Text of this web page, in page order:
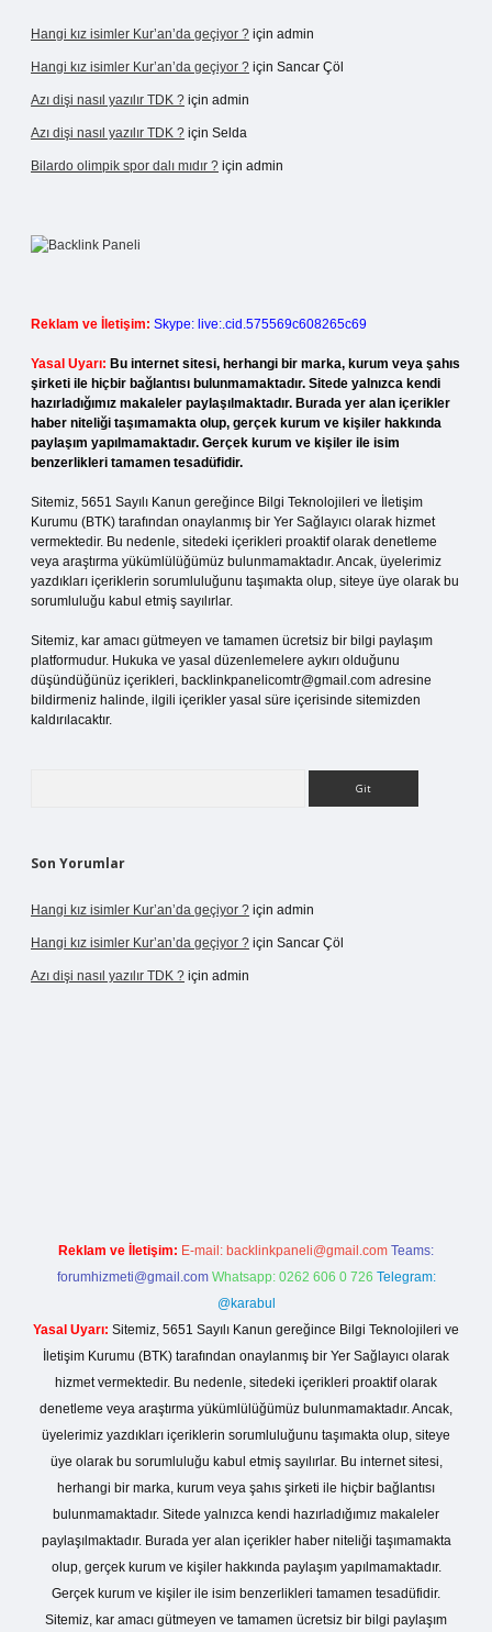
Hangi kız isimler Kur’an’da geçiyor ? için admin
Hangi kız isimler Kur’an’da geçiyor ? için Sancar Çöl
Azı dişi nasıl yazılır TDK ? için admin
Azı dişi nasıl yazılır TDK ? için Selda
Bilardo olimpik spor dalı mıdır ? için admin
Reklam ve İletişim: Skype: live:.cid.575569c608265c69
Yasal Uyarı: Bu internet sitesi, herhangi bir marka, kurum veya şahıs
şirketi ile hiçbir bağlantısı bulunmamaktadır. Sitede yalnızca kendi
hazırladığımız makaleler paylaşılmaktadır. Burada yer alan içerikler
haber niteliği taşımamakta olup, gerçek kurum ve kişiler hakkında
paylaşım yapılmamaktadır. Gerçek kurum ve kişiler ile isim
benzerlikleri tamamen tesadüfidir.
Sitemiz, 5651 Sayılı Kanun gereğince Bilgi Teknolojileri ve İletişim
Kurumu (BTK) tarafından onaylanmış bir Yer Sağlayıcı olarak hizmet
vermektedir. Bu nedenle, sitedeki içerikleri proaktif olarak denetleme
veya araştırma yükümlülüğümüz bulunmamaktadır. Ancak, üyelerimiz
yazdıkları içeriklerin sorumluluğunu taşımakta olup, siteye üye olarak bu
sorumluluğu kabul etmiş sayılırlar.
Sitemiz, kar amacı gütmeyen ve tamamen ücretsiz bir bilgi paylaşım
platformudur. Hukuka ve yasal düzenlemelere aykırı olduğunu
düşündüğünüz içerikleri, backlinkpanelicomtr@gmail.com adresine
bildirmeniz halinde, ilgili içerikler yasal süre içerisinde sitemizden
kaldırılacaktır.
Son Yorumlar
Hangi kız isimler Kur’an’da geçiyor ? için admin
Hangi kız isimler Kur’an’da geçiyor ? için Sancar Çöl
Azı dişi nasıl yazılır TDK ? için admin
Reklam ve İletişim: E-mail: backlinkpaneli@gmail.com Teams:
forumhizmeti@gmail.com Whatsapp: 0262 606 0 726 Telegram:
@karabul
Yasal Uyarı: Sitemiz, 5651 Sayılı Kanun gereğince Bilgi Teknolojileri ve
İletişim Kurumu (BTK) tarafından onaylanmış bir Yer Sağlayıcı olarak
hizmet vermektedir. Bu nedenle, sitedeki içerikleri proaktif olarak
denetleme veya araştırma yükümlülüğümüz bulunmamaktadır. Ancak,
üyelerimiz yazdıkları içeriklerin sorumluluğunu taşımakta olup, siteye
üye olarak bu sorumluluğu kabul etmiş sayılırlar. Bu internet sitesi,
herhangi bir marka, kurum veya şahıs şirketi ile hiçbir bağlantısı
bulunmamaktadır. Sitede yalnızca kendi hazırladığımız makaleler
paylaşılmaktadır. Burada yer alan içerikler haber niteliği taşımamakta
olup, gerçek kurum ve kişiler hakkında paylaşım yapılmamaktadır.
Gerçek kurum ve kişiler ile isim benzerlikleri tamamen tesadüfidir.
Sitemiz, kar amacı gütmeyen ve tamamen ücretsiz bir bilgi paylaşım